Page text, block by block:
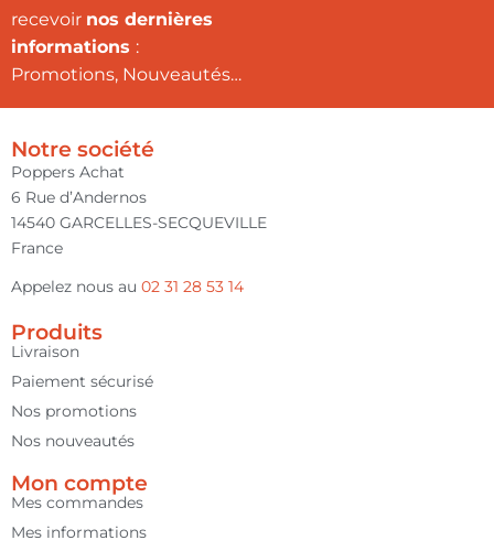
recevoir nos dernières
informations :
Promotions, Nouveautés…
Notre société
Poppers Achat
6 Rue d’Andernos
14540 GARCELLES-SECQUEVILLE
France
Appelez nous au 02 31 28 53 14
Produits
Livraison
Paiement sécurisé
Nos promotions
Nos nouveautés
Mon compte
Mes commandes
Mes informations